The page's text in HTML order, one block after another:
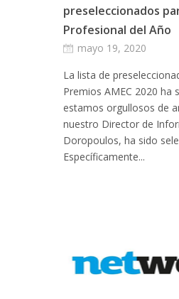
preseleccionados
Profesional del Año
mayo 19, 2020
La lista de
Premios AMEC 2020 ha
estamos orgullosos de
nuestro Director de
Doropoulos, ha sido
Específicamente...